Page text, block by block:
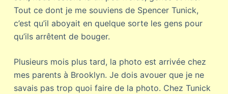
Tout ce dont je me souviens de Spencer Tunick,
c’est qu’il aboyait en quelque sorte les gens pour
qu’ils arrêtent de bouger.
Plusieurs mois plus tard, la photo est arrivée chez
mes parents à Brooklyn. Je dois avouer que je ne
savais pas trop quoi faire de la photo. Chez Tunick